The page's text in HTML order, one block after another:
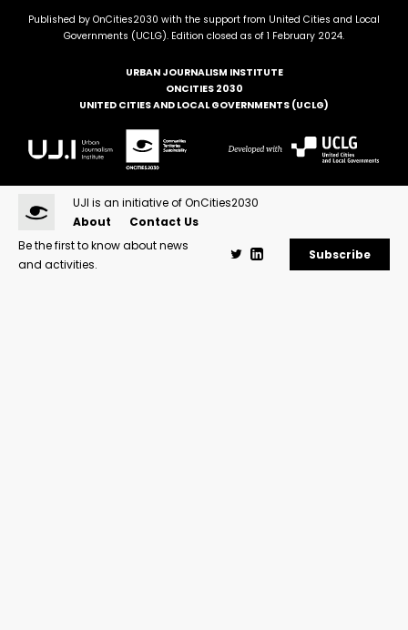
Published by OnCities2030 with the support from United Cities and Local
Governments (UCLG). Edition closed as of 1 February 2024.
URBAN JOURNALISM INSTITUTE
ONCITIES 2030
UNITED CITIES AND LOCAL GOVERNMENTS (UCLG)
UJI is an initiative of OnCities2030
About
Contact Us
Be the first to know about news
and activities.
Subscribe